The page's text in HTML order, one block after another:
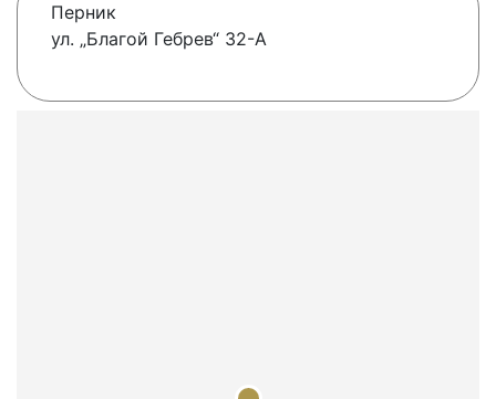
Перник
ул. „Благой Гебрев“ 32-А